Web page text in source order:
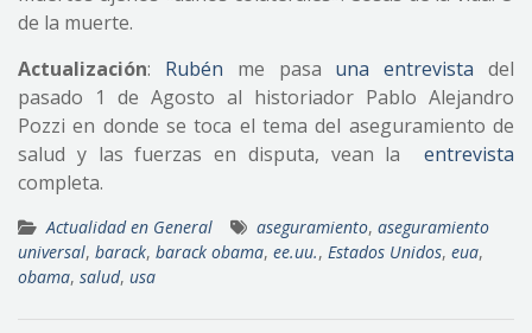
de la muerte.
Actualización: Rubén me pasa una entrevista del
pasado 1 de Agosto al historiador Pablo Alejandro
Pozzi en donde se toca el tema del aseguramiento de
salud y las fuerzas en disputa, vean la entrevista
completa.
Actualidad en General aseguramiento, aseguramiento
universal, barack, barack obama, ee.uu., Estados Unidos, eua,
obama, salud, usa